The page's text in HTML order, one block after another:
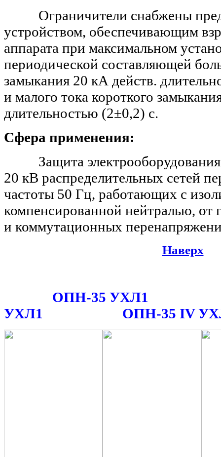
Ограничители снабжены
устройством, обеспечивающим
аппарата при максимальном
периодической составляющей
замыкания 20 кА действ.
и малого тока короткого
длительностью (2±0,2) с.
Сфера применения:
Защита электрооборудования
20 кВ распределительных сетей
частоты 50 Гц, работающих с
компенсированной нейтралью, от
и коммутационных
Наверх
ОПН-35 УХЛ1
УХЛ1
ОПН-35 IV